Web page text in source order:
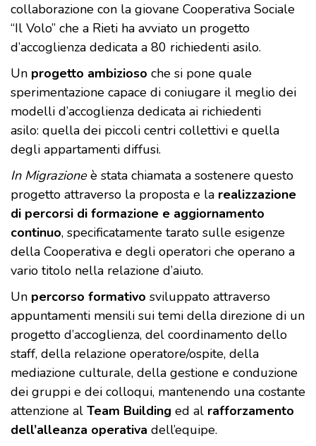
collaborazione con la giovane Cooperativa Sociale
“Il Volo” che a Rieti ha avviato un progetto
d’accoglienza dedicata a 80 richiedenti asilo.
Un progetto ambizioso che si pone quale
sperimentazione capace di coniugare il meglio dei
modelli d’accoglienza dedicata ai richiedenti
asilo: quella dei piccoli centri collettivi e quella
degli appartamenti diffusi.
In Migrazioneè stata chiamata a sostenere questo
progetto attraverso la proposta e la realizzazione
di percorsi di formazione e aggiornamento
continuo, specificatamente tarato sulle esigenze
della Cooperativa e degli operatori che operano a
vario titolo nella relazione d’aiuto.
Un percorso formativo sviluppato attraverso
appuntamenti mensili sui temi della direzione di un
progetto d’accoglienza, del coordinamento dello
staff, della relazione operatore/ospite, della
mediazione culturale, della gestione e conduzione
dei gruppi e dei colloqui, mantenendo una costante
attenzione al Team Building ed al rafforzamento
dell’alleanza operativa dell’equipe.